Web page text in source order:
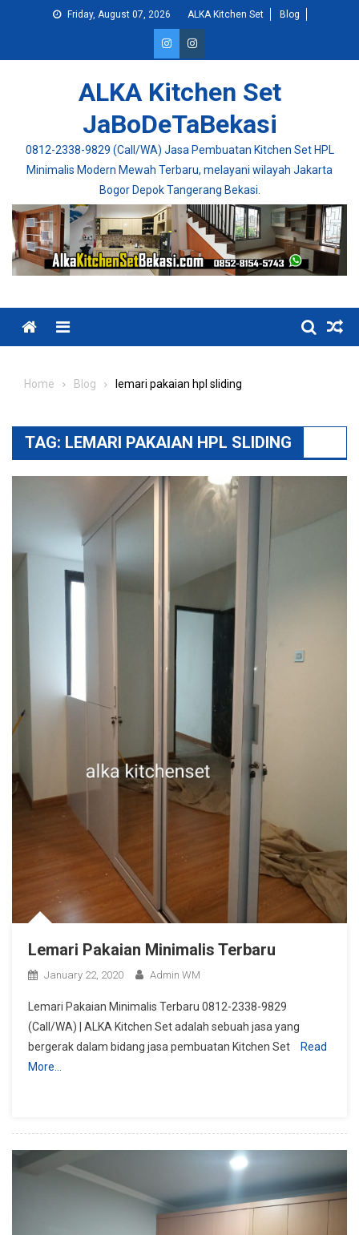
Friday, August 07, 2026 ALKA Kitchen Set Blog
ALKA Kitchen Set
JaBoDeTaBekasi
0812-2338-9829 (Call/WA) Jasa Pembuatan Kitchen Set HPL
Minimalis Modern Mewah Terbaru, melayani wilayah Jakarta
Bogor Depok Tangerang Bekasi.
Menu
Home Blog lemari pakaian hpl sliding
TAG: LEMARI PAKAIAN HPL SLIDING
Lemari Pakaian Minimalis Terbaru
January 22, 2020 Admin WM
Lemari Pakaian Minimalis Terbaru 0812-2338-9829
(Call/WA) | ALKA Kitchen Set adalah sebuah jasa yang
bergerak dalam bidang jasa pembuatan Kitchen Set
Read
More…